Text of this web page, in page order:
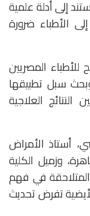
إلى أدلة علمية
الأطباء ضرورة
المصريين
سبل تطبيقها
العلاجية
أستاذ الأمراض
وزميل الكلية
المتلاحقة في فهم
تفرض تحديث